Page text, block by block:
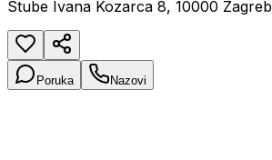
Stube Ivana Kozarca 8, 10000 Zagreb
Poruka Nazovi